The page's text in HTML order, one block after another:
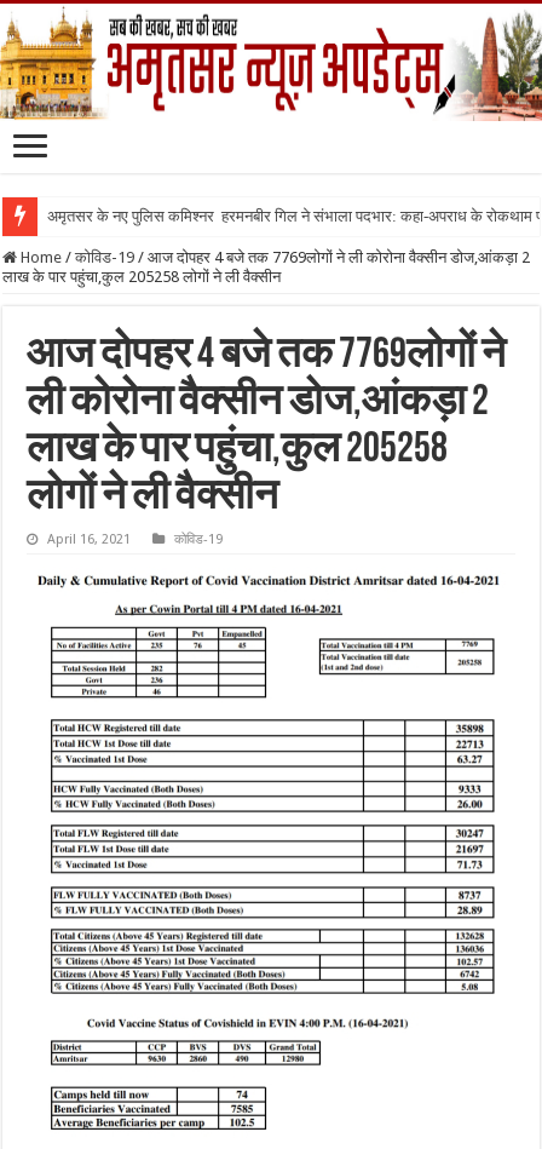
अमृतसर के नए पुलिस कमिश्नर हरमनबीर गिल ने संभाला पदभार: कहा-अपराध के रोकथाम
Home / कोविड-19 / आज दोपहर 4 बजे तक 7769लोगों ने ली कोरोना वैक्सीन डोज,आंकड़ा 2
लाख के पार पहुंचा,कुल 205258 लोगों ने ली वैक्सीन
आज दोपहर 4 बजे तक 7769लोगों ने
ली कोरोना वैक्सीन डोज,आंकड़ा 2
लाख के पार पहुंचा,कुल 205258
लोगों ने ली वैक्सीन
April 16, 2021 कोविड-19